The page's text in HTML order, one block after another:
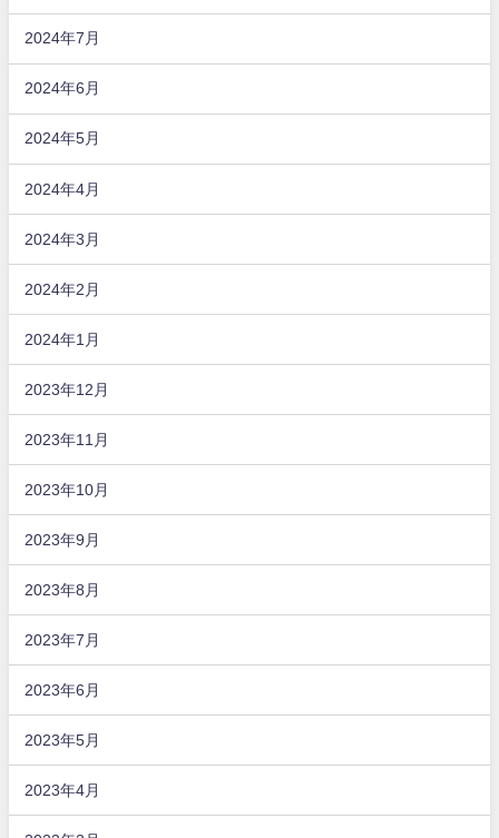
2024年7月
2024年6月
2024年5月
2024年4月
2024年3月
2024年2月
2024年1月
2023年12月
2023年11月
2023年10月
2023年9月
2023年8月
2023年7月
2023年6月
2023年5月
2023年4月